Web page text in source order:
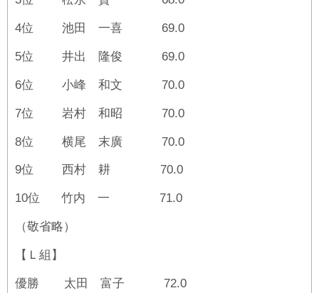
4位 池田 一喜 69.0
5位 井出 隆俊 69.0
6位 小峰 和文 70.0
7位 岩村 和昭 70.0
8位 横尾 末廣 70.0
9位 西村 耕 70.0
10位 竹内 一 71.0
（敬省略）
【Ｌ組】
優勝 太田 富子 72.0